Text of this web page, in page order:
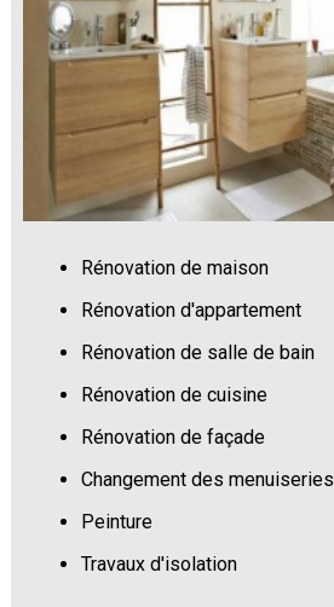
Rénovation de maison
Rénovation d'appartement
Rénovation de salle de bain
Rénovation de cuisine
Rénovation de façade
Changement des menuiseries
Peinture
Travaux d'isolation